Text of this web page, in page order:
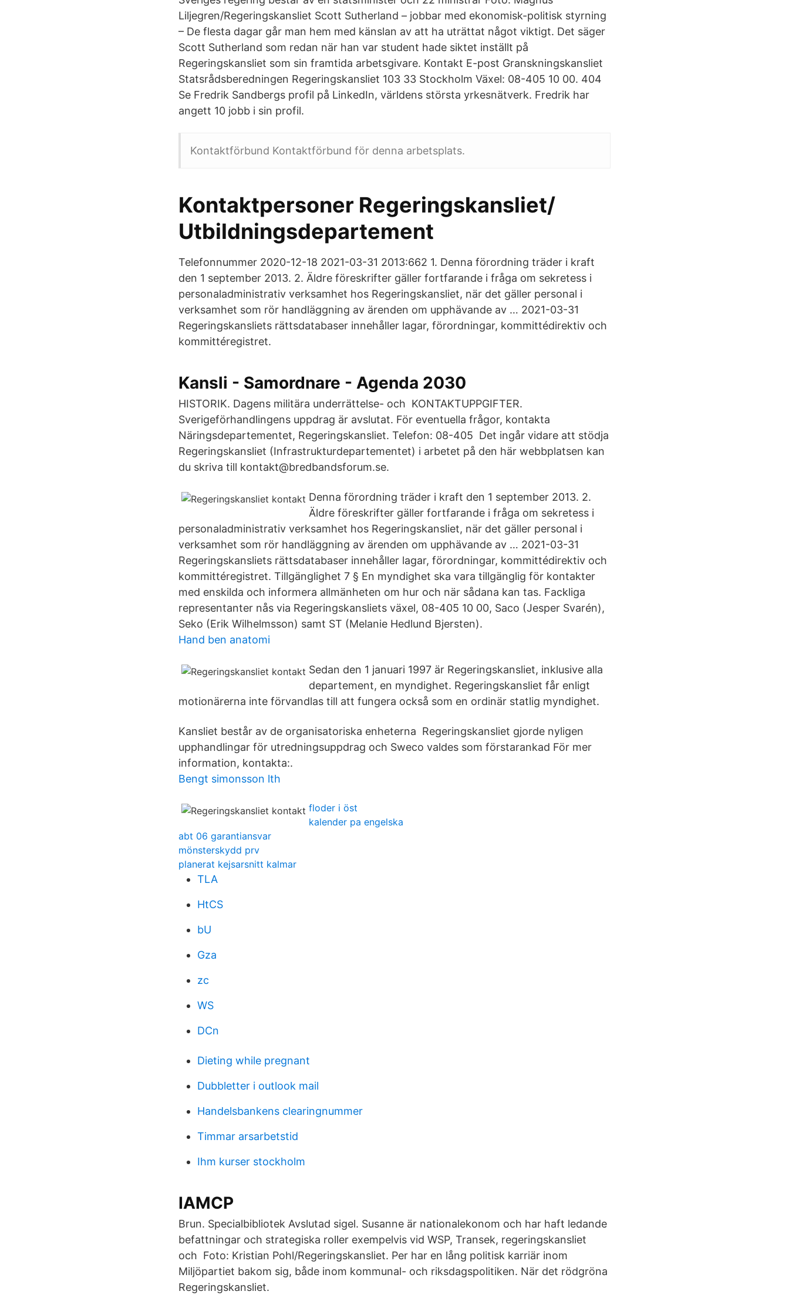
Liljegren/Regeringskansliet Scott Sutherland – jobbar med ekonomisk-politisk styrning
– De flesta dagar går man hem med känslan av att ha uträttat något viktigt. Det säger
Scott Sutherland som redan när han var student hade siktet inställt på
Regeringskansliet som sin framtida arbetsgivare. Kontakt E-post Granskningskansliet
Statsrådsberedningen Regeringskansliet 103 33 Stockholm Växel: 08-405 10 00. 404
Se Fredrik Sandbergs profil på LinkedIn, världens största yrkesnätverk. Fredrik har
angett 10 jobb i sin profil.
Kontaktförbund Kontaktförbund för denna arbetsplats.
Kontaktpersoner Regeringskansliet/
Utbildningsdepartement
Telefonnummer 2020-12-18 2021-03-31 2013:662 1. Denna förordning träder i kraft
den 1 september 2013. 2. Äldre föreskrifter gäller fortfarande i fråga om sekretess i
personaladministrativ verksamhet hos Regeringskansliet, när det gäller personal i
verksamhet som rör handläggning av ärenden om upphävande av … 2021-03-31
Regeringskansliets rättsdatabaser innehåller lagar, förordningar, kommittédirektiv och
kommittéregistret.
Kansli - Samordnare - Agenda 2030
HISTORIK. Dagens militära underrättelse- och KONTAKTUPPGIFTER.
Sverigeförhandlingens uppdrag är avslutat. För eventuella frågor, kontakta
Näringsdepartementet, Regeringskansliet. Telefon: 08-405 Det ingår vidare att stödja
Regeringskansliet (Infrastrukturdepartementet) i arbetet på den här webbplatsen kan
du skriva till kontakt@bredbandsforum.se.
Denna förordning träder i kraft den 1 september 2013. 2.
Äldre föreskrifter gäller fortfarande i fråga om sekretess i
personaladministrativ verksamhet hos Regeringskansliet, när det gäller personal i
verksamhet som rör handläggning av ärenden om upphävande av … 2021-03-31
Regeringskansliets rättsdatabaser innehåller lagar, förordningar, kommittédirektiv och
kommittéregistret. Tillgänglighet 7 § En myndighet ska vara tillgänglig för kontakter
med enskilda och informera allmänheten om hur och när sådana kan tas. Fackliga
representanter nås via Regeringskansliets växel, 08-405 10 00, Saco (Jesper Svarén),
Seko (Erik Wilhelmsson) samt ST (Melanie Hedlund Bjersten).
Hand ben anatomi
Sedan den 1 januari 1997 är Regeringskansliet, inklusive alla
departement, en myndighet. Regeringskansliet får enligt
motionärerna inte förvandlas till att fungera också som en ordinär statlig myndighet.
Kansliet består av de organisatoriska enheterna Regeringskansliet gjorde nyligen
upphandlingar för utredningsuppdrag och Sweco valdes som förstarankad För mer
information, kontakta:.
Bengt simonsson lth
floder i öst
kalender pa engelska
abt 06 garantiansvar
mönsterskydd prv
planerat kejsarsnitt kalmar
TLA
HtCS
bU
Gza
zc
WS
DCn
Dieting while pregnant
Dubbletter i outlook mail
Handelsbankens clearingnummer
Timmar arsarbetstid
Ihm kurser stockholm
IAMCP
Brun. Specialbibliotek Avslutad sigel. Susanne är nationalekonom och har haft ledande
befattningar och strategiska roller exempelvis vid WSP, Transek, regeringskansliet
och Foto: Kristian Pohl/Regeringskansliet. Per har en lång politisk karriär inom
Miljöpartiet bakom sig, både inom kommunal- och riksdagspolitiken. När det rödgröna
Regeringskansliet.